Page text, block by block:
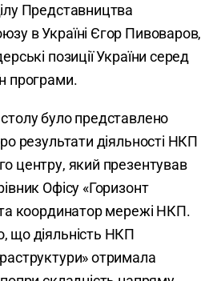
Представництва
в Україні Єгор Пивоваров,
позиції України серед
програми.
було представлено
результати діяльності НКП
центру, який презентував
Офісу «Горизонт
та координатор мережі НКП.
що діяльність НКП
отримала